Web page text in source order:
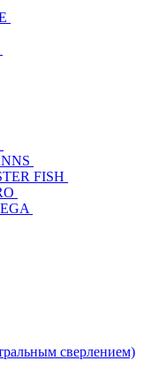
FISH
сверлением)